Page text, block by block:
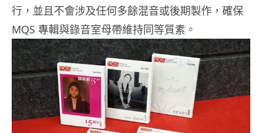
行，並且不會涉及任何多餘混音或後期製作，確保
MQS 專輯與錄音室母帶維持同等質素。